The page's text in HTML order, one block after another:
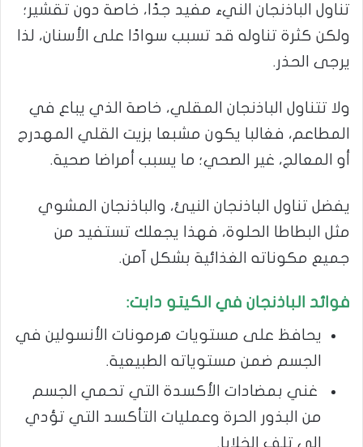
تناول الباذنجان النيء مفيد جدًا، خاصة دون تقشير؛
ولكن كثرة تناوله قد تسبب سوادًا على الأسنان، لذا
يرجى الحذر.
ولا تتناول الباذنجان المقلي، خاصة الذي يباع في
المطاعم، فغالبا يكون مشبعا بزيت القلي المهدرج
أو المعالج، غير الصحي؛ ما يسبب أمراضا صحية.
يفضل تناول الباذنجان النيئ، والباذنجان المشوي
مثل البطاطا الحلوة، فهذا يجعلك تستفيد من
جميع مكوناته الغذائية بشكل آمن.
فوائد الباذنجان في الكيتو دابت:
يحافظ على مستويات هرمونات الأنسولين في
الجسم ضمن مستوياته الطبيعية.
غني بمضادات الأكسدة التي تحمي الجسم
من البذور الحرة وعمليات التأكسد التي تؤدي
إلى تلف الخلايا.